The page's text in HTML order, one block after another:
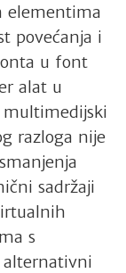
elementima
povećanja i
u font
alat u
razloga nije
sadržaji
s
alternativni